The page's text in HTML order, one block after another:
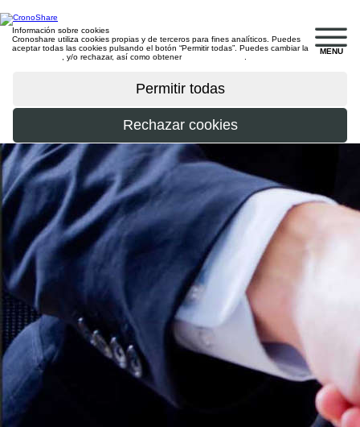
MENU
Información sobre cookies
Cronoshare utiliza cookies propias y de terceros para fines analíticos. Puedes
aceptar todas las cookies pulsando el botón “Permitir todas”. Puedes cambiar la
, y/o rechazar, así como obtener